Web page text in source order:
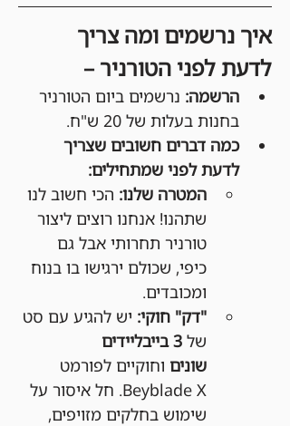
איך נרשמים ומה צריך
לדעת לפני הטורניר –
הרשמה: נרשמים ביום הטורניר
בחנות בעלות של 20 ש"ח.
כמה דברים חשובים שצריך
לדעת לפני שמתחילים:
המטרה שלנו: הכי חשוב לנו
שתהנו! אנחנו רוצים ליצור
טורניר תחרותי אבל גם
כיפי, שכולם ירגישו בו בנוח
ומכובדים.
"דק" חוקי: יש להגיע עם סט
של
3 בייבליידים
שונים וחוקיים לפורמט
Beyblade X. חל איסור על
שימוש בחלקים מזויפים,